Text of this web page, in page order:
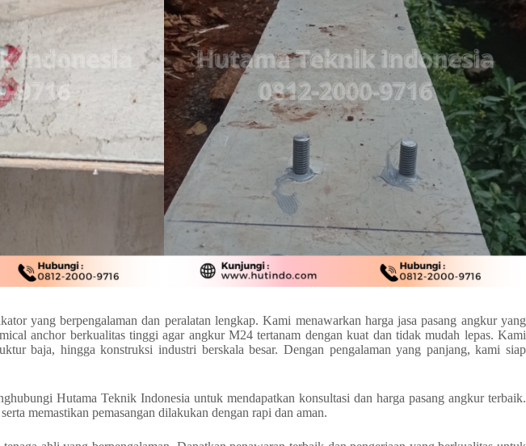
yang berpengalaman dan peralatan lengkap. Kami menawarkan harga jasa pasang angkur yang
anchor berkualitas tinggi agar angkur M24 tertanam dengan kuat dan tidak mudah lepas. Kami
baja, hingga konstruksi industri berskala besar. Dengan pengalaman yang panjang, kami siap
Hutama Teknik Indonesia untuk mendapatkan konsultasi dan harga pasang angkur terbaik.
memastikan pemasangan dilakukan dengan rapi dan aman.